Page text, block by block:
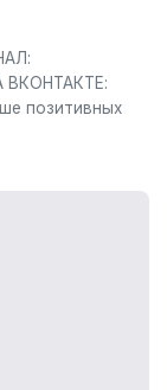
ВКОНТАКТЕ:
позитивных